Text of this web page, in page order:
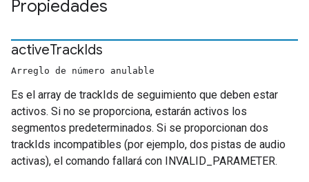
Propiedades
activeTrackIds
Arreglo de número anulable
Es el array de trackIds de seguimiento que deben estar
activos. Si no se proporciona, estarán activos los
segmentos predeterminados. Si se proporcionan dos
trackIds incompatibles (por ejemplo, dos pistas de audio
activas), el comando fallará con INVALID_PARAMETER.